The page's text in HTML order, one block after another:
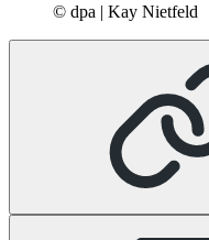
© dpa | Kay Nietfeld